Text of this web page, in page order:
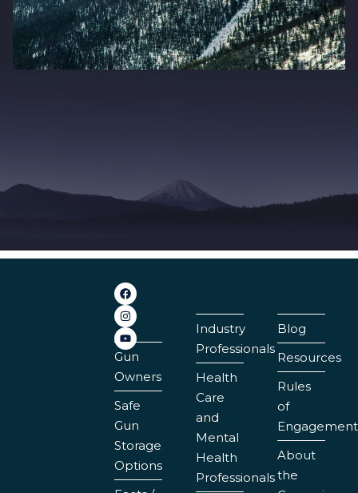
Gun
Owners
Safe
Gun
Storage
Options
Industry
Professionals
Health
Care
and
Mental
Health
Professionals
Blog
Resources
Rules
of
Engagement
About
the